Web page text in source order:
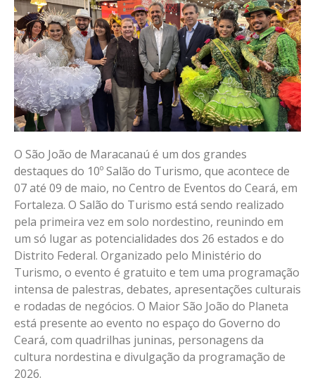
O São João de Maracanaú é um dos grandes
destaques do 10º Salão do Turismo, que acontece de
07 até 09 de maio, no Centro de Eventos do Ceará, em
Fortaleza. O Salão do Turismo está sendo realizado
pela primeira vez em solo nordestino, reunindo em
um só lugar as potencialidades dos 26 estados e do
Distrito Federal. Organizado pelo Ministério do
Turismo, o evento é gratuito e tem uma programação
intensa de palestras, debates, apresentações culturais
e rodadas de negócios. O Maior São João do Planeta
está presente ao evento no espaço do Governo do
Ceará, com quadrilhas juninas, personagens da
cultura nordestina e divulgação da programação de
2026.